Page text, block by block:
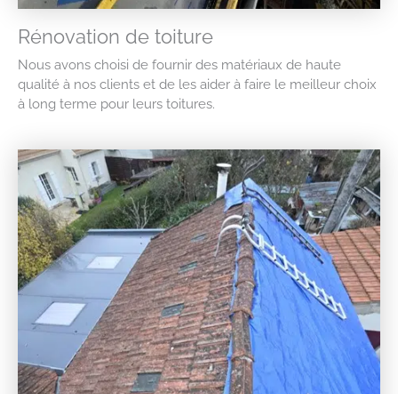
Rénovation de toiture
Nous avons choisi de fournir des matériaux de haute
qualité à nos clients et de les aider à faire le meilleur choix
à long terme pour leurs toitures.